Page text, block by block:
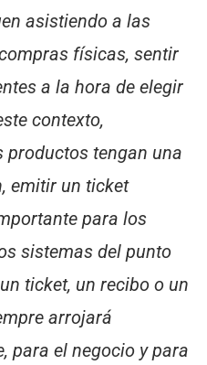
asistiendo a las
físicas, sentir
a la hora de elegir
contexto,
productos tengan una
emitir un ticket
para los
sistemas del punto
ticket, un recibo o un
arrojará
para el negocio y para